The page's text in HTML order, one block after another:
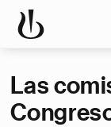
Las